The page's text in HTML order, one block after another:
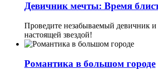
Девичник мечты: Время
Проведите незабываемый девичник и
настоящей звездой!
Романтика в большом городе